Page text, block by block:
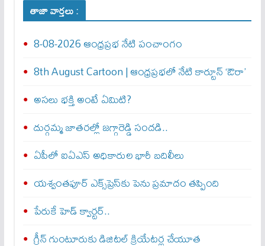
తాజా వార్తలు :
8-08-2026 ఆంధ్రప్రభ నేటి పంచాంగం
8th August Cartoon | ఆంధ్రప్రభలో నేటి కార్టూన్ ‘ఔరా’
అసలు భక్తి అంటే ఏమిటి?
దుర్గమ్మ జాతరల్లో జగ్గారెడ్డి సందడి..
ఏపీలో ఐఏఎస్ అధికారుల భారీ బదిలీలు
యశ్వంతపూర్ ఎక్స్‌ప్రెస్‌కు పెను ప్రమాదం తప్పింది
పేరుకే హెడ్ క్వార్టర్..
గ్రీన్ గుంటూరుకు డిజిటల్ క్రియేటర్ల చేయూత